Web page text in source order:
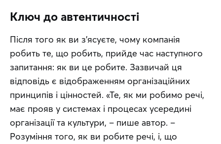
Ключ до автентичності
Після того як ви з’ясуєте, чому компанія
робить те, що робить, прийде час наступного
запитання: як ви це робите. Зазвичай ця
відповідь є відображенням організаційних
принципів і цінностей. «Те, як ми робимо речі,
має прояв у системах і процесах усередині
організації та культури, – пише автор. –
Розуміння того, як ви робите речі, і, що